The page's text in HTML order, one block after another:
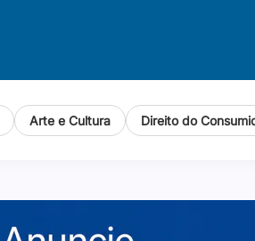
Arte e Cultura Direito do